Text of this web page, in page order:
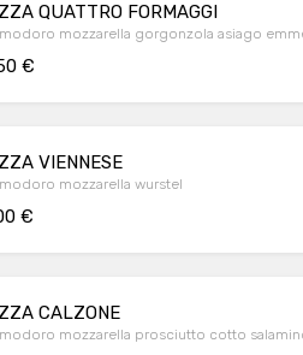
QUATTRO FORMAGGI
mozzarella gorgonzola asiago
€
VIENNESE
mozzarella wurstel
€
CALZONE
mozzarella prosciutto cotto